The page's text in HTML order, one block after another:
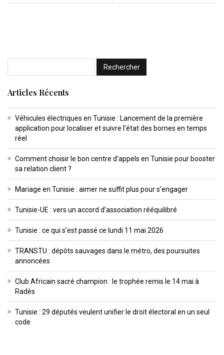
Articles Récents
Véhicules électriques en Tunisie : Lancement de la première
application pour localiser et suivre l’état des bornes en temps
réel
Comment choisir le bon centre d’appels en Tunisie pour booster
sa relation client ?
Mariage en Tunisie : aimer ne suffit plus pour s’engager
Tunisie-UE : vers un accord d’association rééquilibré
Tunisie : ce qui s’est passé ce lundi 11 mai 2026
TRANSTU : dépôts sauvages dans le métro, des poursuites
annoncées
Club Africain sacré champion : le trophée remis le 14 mai à
Radès
Tunisie : 29 députés veulent unifier le droit électoral en un seul
code